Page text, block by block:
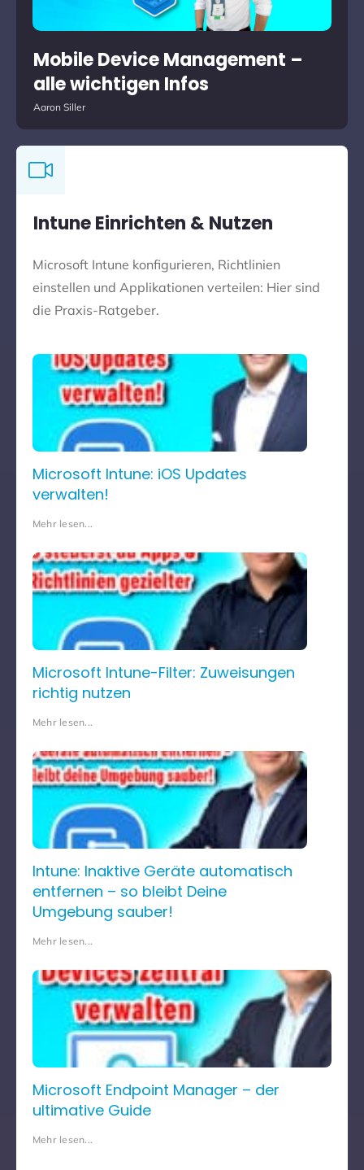
Mobile Device Management –
alle wichtigen Infos
Aaron Siller
Intune Einrichten & Nutzen
Microsoft Intune konfigurieren, Richtlinien
einstellen und Applikationen verteilen: Hier sind
die Praxis-Ratgeber.
Microsoft Intune: iOS Updates
verwalten!
Mehr lesen...
Microsoft Intune-Filter: Zuweisungen
richtig nutzen
Mehr lesen...
Intune: Inaktive Geräte automatisch
entfernen – so bleibt Deine
Umgebung sauber!
Mehr lesen...
Microsoft Endpoint Manager – der
ultimative Guide
Mehr lesen...